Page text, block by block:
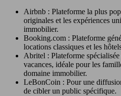
Airbnb : Plateforme la plus
originales et les expériences
immobilier.
Booking.com : Plateforme
locations classiques et les
Abritel : Plateforme
vacances, idéale pour les
domaine immobilier.
LeBonCoin : Pour une
de cibler un public spécifique.